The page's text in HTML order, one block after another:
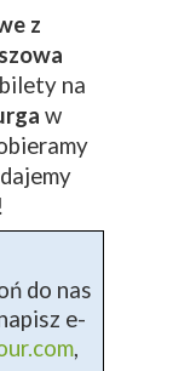
z
na
w
do nas
e-
,